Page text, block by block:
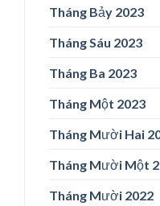
Tháng Bảy 2023
Tháng Sáu 2023
Tháng Ba 2023
Tháng Một 2023
Tháng Mười Hai
Tháng Mười Một
Tháng Mười 2022